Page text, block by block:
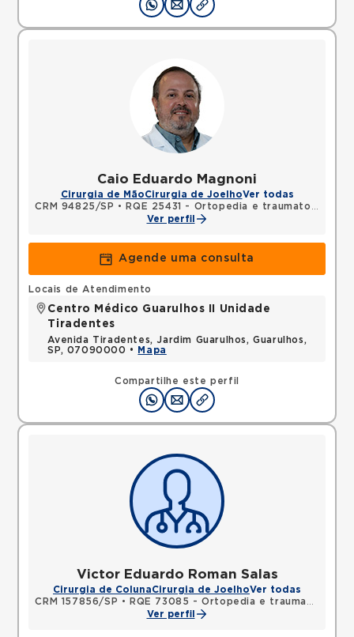
Caio Eduardo Magnoni
Cirurgia de MãoCirurgia de JoelhoVer todas
CRM 94825/SP •
RQE 25431 - Ortopedia e traumatologia
Ver perfil
Agende uma consulta
Compartilhe este perfil
Locais de Atendimento
Centro Médico Guarulhos II Unidade
Tiradentes
Avenida Tiradentes, Jardim Guarulhos, Guarulhos,
SP, 07090000 •
Mapa
Victor Eduardo Roman Salas
Cirurgia de ColunaCirurgia de JoelhoVer todas
CRM 157856/SP •
RQE 73085 - Ortopedia e traumatologia
Ver perfil